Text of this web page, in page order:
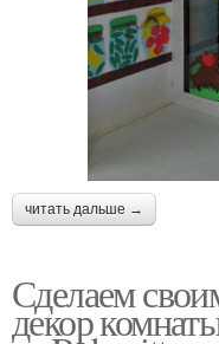
читать дальше →
Сделаем
декор